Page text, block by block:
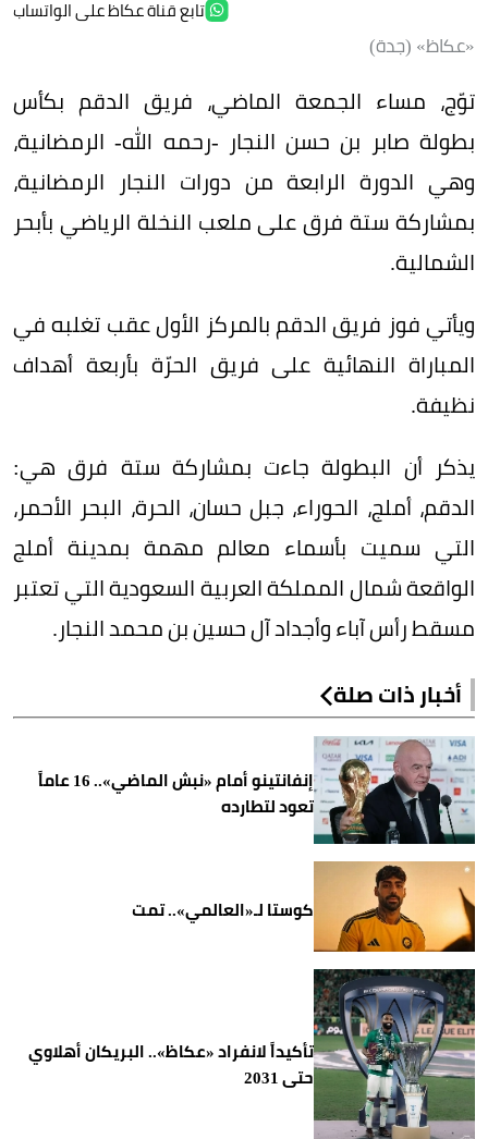
تابع قناة عكاظ على الواتساب
«عكاظ» (جدة)
توّج، مساء الجمعة الماضي، فريق الدقم بكأس
بطولة صابر بن حسن النجار -رحمه الله- الرمضانية،
وهي الدورة الرابعة من دورات النجار الرمضانية،
بمشاركة ستة فرق على ملعب النخلة الرياضي بأبحر
الشمالية.
ويأتي فوز فريق الدقم بالمركز الأول عقب تغلبه في
المباراة النهائية على فريق الحرّة بأربعة أهداف
نظيفة.
يذكر أن البطولة جاءت بمشاركة ستة فرق هي:
الدقم، أملج، الحوراء، جبل حسان، الحرة، البحر الأحمر،
التي سميت بأسماء معالم مهمة بمدينة أملج
الواقعة شمال المملكة العربية السعودية التي تعتبر
مسقط رأس آباء وأجداد آل حسين بن محمد النجار.
أخبار ذات صلة
إنفانتينو أمام «نبش الماضي».. 16 عاماً
تعود لتطارده
كوستا لـ«العالمي».. تمت
تأكيداً لانفراد «عكاظ».. البريكان أهلاوي
حتى 2031